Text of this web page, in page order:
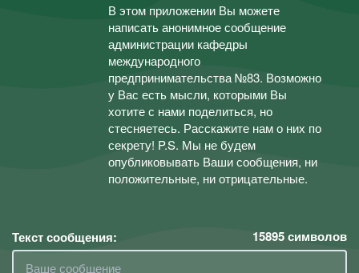
В этом приложении Вы можете
написать анонимное сообщение
администрации кафедры
международного
предпринимательства №83. Возможно
у Вас есть мысли, которыми Вы
хотите с нами поделиться, но
стесняетесь. Расскажите нам о них по
секрету! P.S. Мы не будем
опубликовывать Ваши сообщения, ни
положительные, ни отрицательные.
Текст сообщения: 15895символов